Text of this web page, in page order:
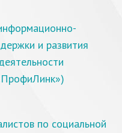
и развития
по социальной